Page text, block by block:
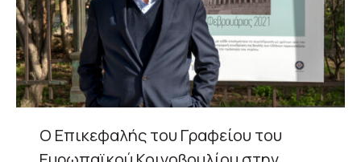
Ο Επικεφαλής του Γραφείου του